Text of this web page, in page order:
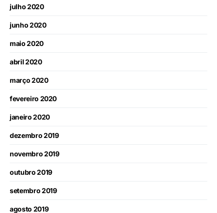
julho 2020
junho 2020
maio 2020
abril 2020
março 2020
fevereiro 2020
janeiro 2020
dezembro 2019
novembro 2019
outubro 2019
setembro 2019
agosto 2019